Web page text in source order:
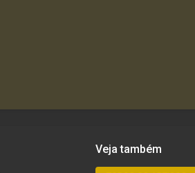
Veja também